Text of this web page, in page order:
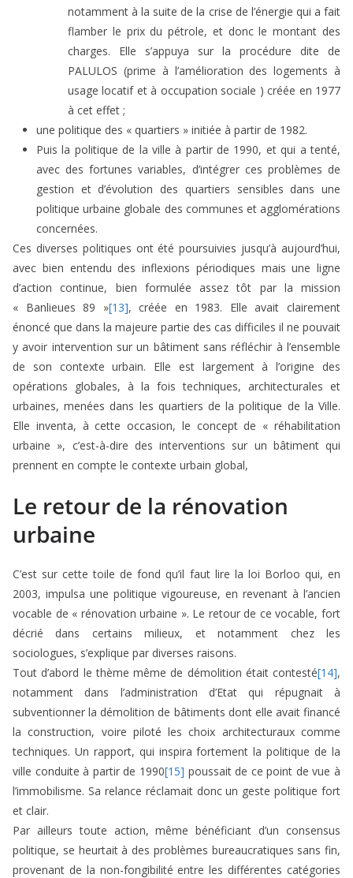
notamment à la suite de la crise de l’énergie qui a fait
flamber le prix du pétrole, et donc le montant des
charges. Elle s’appuya sur la procédure dite de
PALULOS (prime à l’amélioration des logements à
usage locatif et à occupation sociale ) créée en 1977
à cet effet ;
une politique des « quartiers » initiée à partir de 1982.
Puis la politique de la ville à partir de 1990, et qui a tenté,
avec des fortunes variables, d’intégrer ces problèmes de
gestion et d’évolution des quartiers sensibles dans une
politique urbaine globale des communes et agglomérations
concernées.
Ces diverses politiques ont été poursuivies jusqu’à aujourd’hui,
avec bien entendu des inflexions périodiques mais une ligne
d’action continue, bien formulée assez tôt par la mission
« Banlieues 89 »[13], créée en 1983. Elle avait clairement
énoncé que dans la majeure partie des cas difficiles il ne pouvait
y avoir intervention sur un bâtiment sans réfléchir à l’ensemble
de son contexte urbain. Elle est largement à l’origine des
opérations globales, à la fois techniques, architecturales et
urbaines, menées dans les quartiers de la politique de la Ville.
Elle inventa, à cette occasion, le concept de « réhabilitation
urbaine », c’est-à-dire des interventions sur un bâtiment qui
prennent en compte le contexte urbain global,
Le retour de la rénovation
urbaine
C’est sur cette toile de fond qu’il faut lire la loi Borloo qui, en
2003, impulsa une politique vigoureuse, en revenant à l’ancien
vocable de « rénovation urbaine ». Le retour de ce vocable, fort
décrié dans certains milieux, et notamment chez les
sociologues, s’explique par diverses raisons.
Tout d’abord le thème même de démolition était contesté[14],
notamment dans l’administration d’Etat qui répugnait à
subventionner la démolition de bâtiments dont elle avait financé
la construction, voire piloté les choix architecturaux comme
techniques. Un rapport, qui inspira fortement la politique de la
ville conduite à partir de 1990[15] poussait de ce point de vue à
l’immobilisme. Sa relance réclamait donc un geste politique fort
et clair.
Par ailleurs toute action, même bénéficiant d’un consensus
politique, se heurtait à des problèmes bureaucratiques sans fin,
provenant de la non-fongibilité entre les différentes catégories